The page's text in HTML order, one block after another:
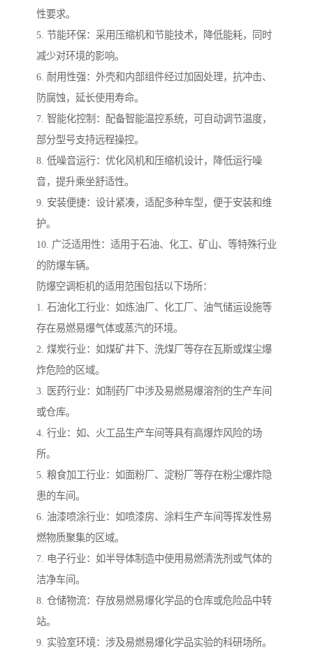
性要求。
5. 节能环保：采用压缩机和节能技术，降低能耗，同时
减少对环境的影响。
6. 耐用性强：外壳和内部组件经过加固处理，抗冲击、
防腐蚀，延长使用寿命。
7. 智能化控制：配备智能温控系统，可自动调节温度，
部分型号支持远程操控。
8. 低噪音运行：优化风机和压缩机设计，降低运行噪
音，提升乘坐舒适性。
9. 安装便捷：设计紧凑，适配多种车型，便于安装和维
护。
10. 广泛适用性：适用于石油、化工、矿山、等特殊行业
的防爆车辆。
防爆空调柜机的适用范围包括以下场所：
1. 石油化工行业：如炼油厂、化工厂、油气储运设施等
存在易燃易爆气体或蒸汽的环境。
2. 煤炭行业：如煤矿井下、洗煤厂等存在瓦斯或煤尘爆
炸危险的区域。
3. 医药行业：如制药厂中涉及易燃易爆溶剂的生产车间
或仓库。
4. 行业：如、火工品生产车间等具有高爆炸风险的场
所。
5. 粮食加工行业：如面粉厂、淀粉厂等存在粉尘爆炸隐
患的车间。
6. 油漆喷涂行业：如喷漆房、涂料生产车间等挥发性易
燃物质聚集的区域。
7. 电子行业：如半导体制造中使用易燃清洗剂或气体的
洁净车间。
8. 仓储物流：存放易燃易爆化学品的仓库或危险品中转
站。
9. 实验室环境：涉及易燃易爆化学品实验的科研场所。